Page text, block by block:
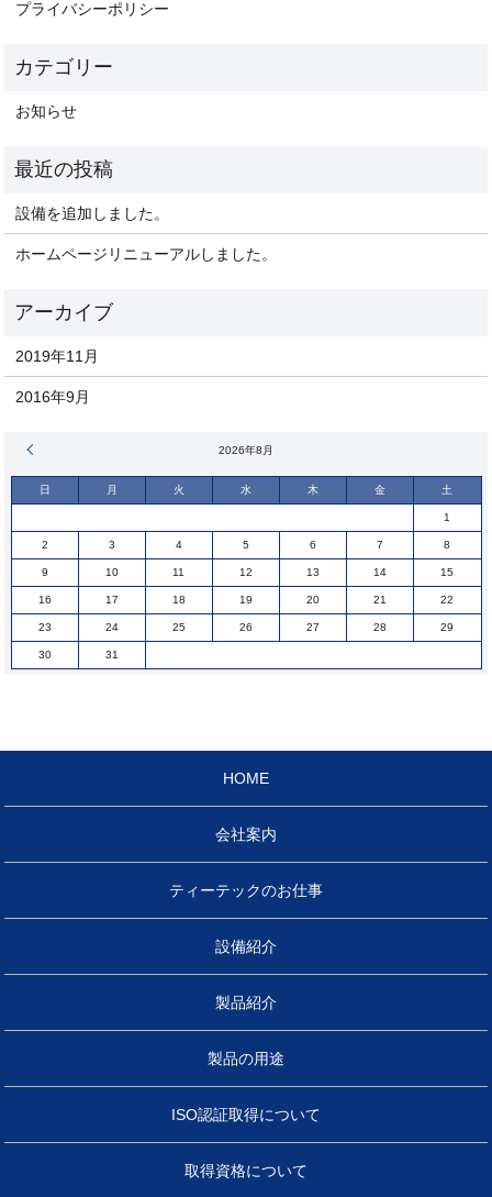
プライバシーポリシー
お知らせ
設備を追加しました。
ホームページリニューアルしました。
2019年11月
2016年9月
2026年8月
日 月 火 水 木 金 土
1
2 3 4 5 6 7 8
9 10 11 12 13 14 15
16 17 18 19 20 21 22
23 24 25 26 27 28 29
30 31
HOME
会社案内
ティーテックのお仕事
設備紹介
製品紹介
製品の用途
ISO認証取得について
取得資格について